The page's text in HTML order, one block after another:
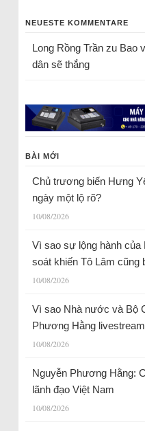
NEUESTE KOMMENTARE
Long Rồng Trầnzu Bao
dân sẽ thắng
BÀI MỚI
Chủ trương biến Hưng
ngày một lộ rõ?
10/08/2026
Vì sao sự lộng hành
soát khiến Tô Lâm cũng
10/08/2026
Vì sao Nhà nước và Bộ
Phương Hằng
10/08/2026
Nguyễn Phương Hằng:
lãnh đạo Việt Nam
10/08/2026